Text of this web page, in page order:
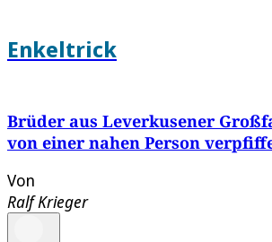
Enkeltrick
Brüder aus Leverkusener
von einer nahen Person
Von
Ralf Krieger